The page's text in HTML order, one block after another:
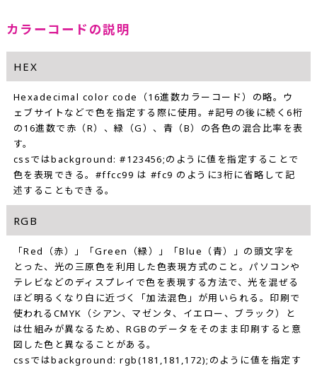
カラーコードの説明
HEX
Hexadecimal color code（16進数カラーコード）の略。ウ
ェブサイトなどで色を指定する際に使用。#記号の後に続く6桁
の16進数で赤（R）、緑（G）、青（B）の各色の混合比率を表
す。
cssではbackground: #123456;のように値を指定することで
色を表現できる。#ffcc99 は #fc9 のように3桁に省略して記
述することもできる。
RGB
「Red（赤）」「Green（緑）」「Blue（青）」の頭文字を
とった、光の三原色を利用した色表現方式のこと。パソコンや
テレビなどのディスプレイで色を表現する方法で、光を混ぜる
ほど明るくなり白に近づく「加法混色」が用いられる。印刷で
使われるCMYK（シアン、マゼンタ、イエロー、ブラック）と
は仕組みが異なるため、RGBのデータをそのまま印刷すると意
図した色と異なることがある。
cssではbackground: rgb(181,181,172);のように値を指定す